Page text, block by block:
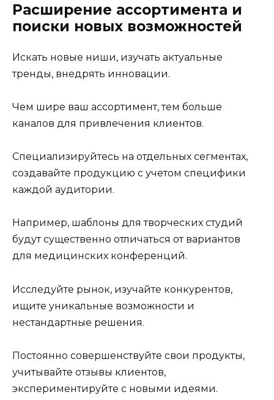
Расширение ассортимента и
поиски новых возможностей
Искать новые ниши, изучать актуальные
тренды, внедрять инновации.
Чем шире ваш ассортимент, тем больше
каналов для привлечения клиентов.
Специализируйтесь на отдельных сегментах,
создавайте продукцию с учетом специфики
каждой аудитории.
Например, шаблоны для творческих студий
будут существенно отличаться от вариантов
для медицинских конференций.
Исследуйте рынок, изучайте конкурентов,
ищите уникальные возможности и
нестандартные решения.
Постоянно совершенствуйте свои продукты,
учитывайте отзывы клиентов,
экспериментируйте с новыми идеями.